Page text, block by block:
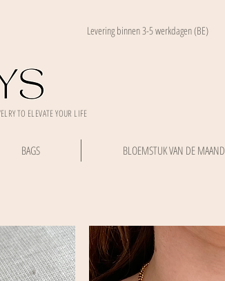
Levering binnen 3-5 werkdagen (BE)
TO ELEVATE YOUR LIFE
BAGS BLOEMSTUK VAN DE MAAND